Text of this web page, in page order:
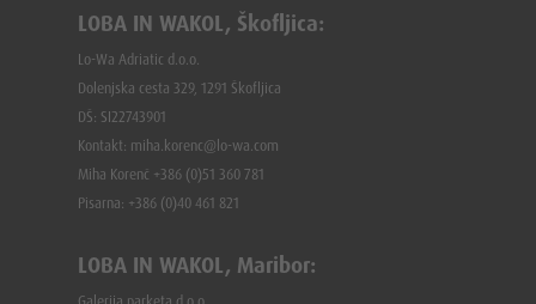
LOBA IN WAKOL, Škofljica:
Lo-Wa Adriatic d.o.o.
Dolenjska cesta 329, 1291 Škofljica
DŠ: SI22743901
Kontakt: miha.korenc@lo-wa.com
Miha Korenč +386 (0)51 360 781
Pisarna: +386 (0)40 461 821
LOBA IN WAKOL, Maribor: